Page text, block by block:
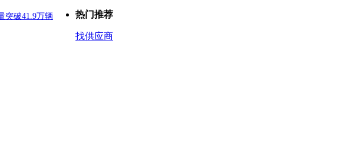
突破41.9万辆 热门推荐
找供应商